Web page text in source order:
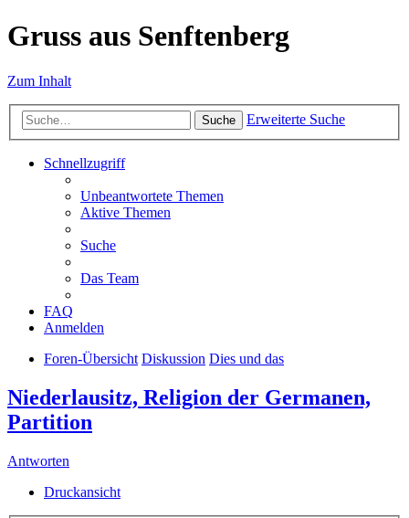
Gruss aus Senftenberg
Zum Inhalt
Suche Erweiterte Suche
Schnellzugriff
Unbeantwortete Themen
Aktive Themen
Suche
Das Team
FAQ
Anmelden
Foren-Übersicht Diskussion Dies und das
Niederlausitz, Religion der Germanen,
Partition
Antworten
Druckansicht